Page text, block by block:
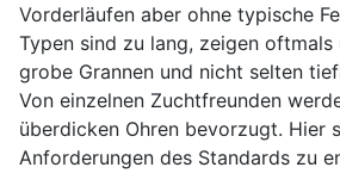
Vorderläufen aber ohne typische
Typen sind zu lang, zeigen oftmals
grobe Grannen und nicht selten
Von einzelnen Zuchtfreunden
überdicken Ohren bevorzugt. Hier
Anforderungen des Standards zu